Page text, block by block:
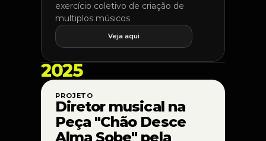
exercício coletivo de criação de
multiplos músicos
Veja aqui
2025
PROJETO
Diretor musical na
Peça "Chão Desce
Alma Sobe" pela